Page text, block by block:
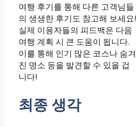
여행 후기를 통해 다른 고객님들
의 생생한 후기도 참고해 보세요!
실제 이용자들의 피드백은 다음
여행 계획 시 큰 도움이 됩니다.
이를 통해 인기 많은 코스나 숨겨
진 명소 등을 발견할 수 있을 겁
니다!
최종 생각